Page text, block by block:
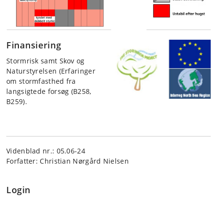
Finansiering
Stormrisk samt Skov og
Naturstyrelsen (Erfaringer
om stormfasthed fra
langsigtede forsøg (B258,
B259).
Videnblad nr.: 05.06-24
Forfatter: Christian Nørgård Nielsen
Login